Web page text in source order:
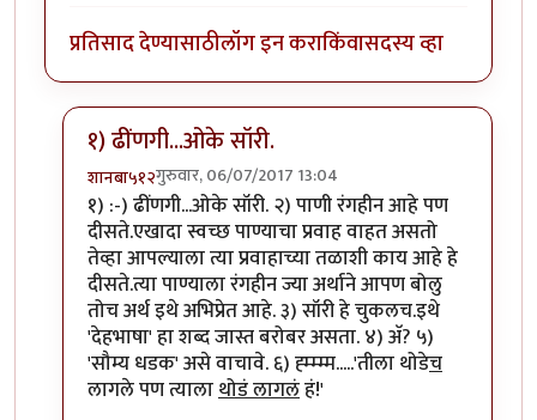
प्रतिसाद देण्यासाठीलॉग इन कराकिंवासदस्य व्हा
१) ढींणगी...ओके सॉरी.
शानबा५१२गुरुवार, 06/07/2017 13:04
In reply toकाही प्रश्नbyमराठी_माणूस
१) :-) ढींणगी...ओके सॉरी. २) पाणी रंगहीन आहे पण
दीसते.एखादा स्वच्छ पाण्याचा प्रवाह वाहत असतो
तेव्हा आपल्याला त्या प्रवाहाच्या तळाशी काय आहे हे
दीसते.त्या पाण्याला रंगहीन ज्या अर्थाने आपण बोलु
तोच अर्थ इथे अभिप्रेत आहे. ३) सॉरी हे चुकलच.इथे
'देहभाषा' हा शब्द जास्त बरोबर असता. ४) अ‍ॅ? ५)
'सौम्य धडक' असे वाचावे. ६) ह्म्म्म्म.....'तीला थोडेच
लागले पण त्यालाथोडं लागलंहं!'